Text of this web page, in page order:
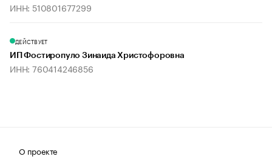
ИНН: 510801677299
ДЕЙСТВУЕТ
ИП Фостиропуло Зинаида Христофоровна
ИНН: 760414246856
О проекте